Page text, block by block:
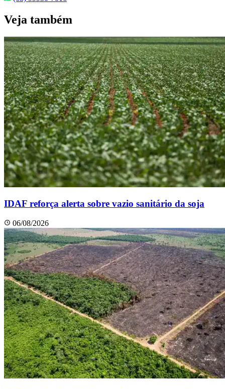
Veja também
IDAF reforça alerta sobre vazio sanitário da soja
06/08/2026